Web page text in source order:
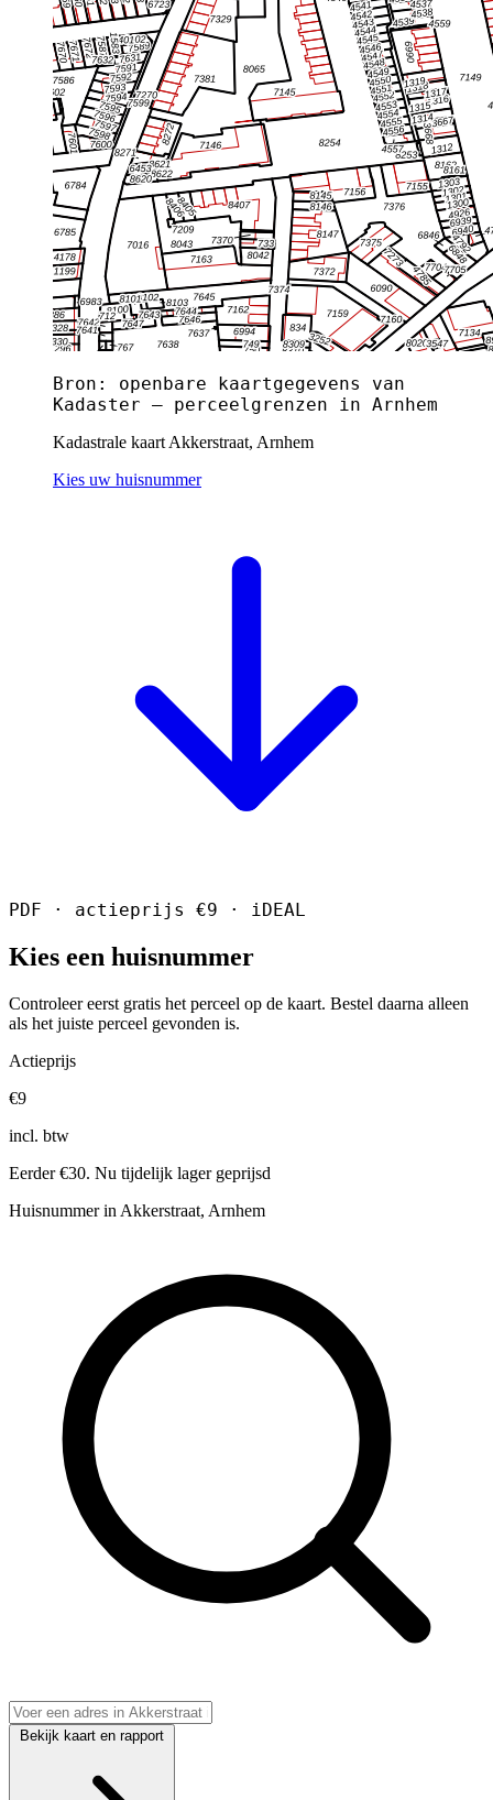
Bron: openbare kaartgegevens van
Kadaster — perceelgrenzen in Arnhem
Kadastrale kaart Akkerstraat, Arnhem
Kies uw huisnummer
PDF · actieprijs €9 · iDEAL
Kies een huisnummer
Controleer eerst gratis het perceel op de kaart. Bestel daarna alleen
als het juiste perceel gevonden is.
Actieprijs
€9
incl. btw
Eerder €30. Nu tijdelijk lager geprijsd
Huisnummer in Akkerstraat, Arnhem
Bekijk kaart en rapport